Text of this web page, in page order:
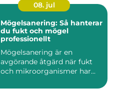
08. jul
Mögelsanering: Så hanterar
du fukt och mögel
professionellt
Mögelsanering är en
avgörande åtgärd när fukt
och mikroorganismer har...